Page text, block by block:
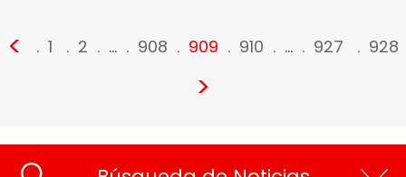
< 1 2 … 908 909 910 … 927 928
>